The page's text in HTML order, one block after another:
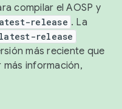
compilar el AOSP y
release . La
release
más reciente que
más información,